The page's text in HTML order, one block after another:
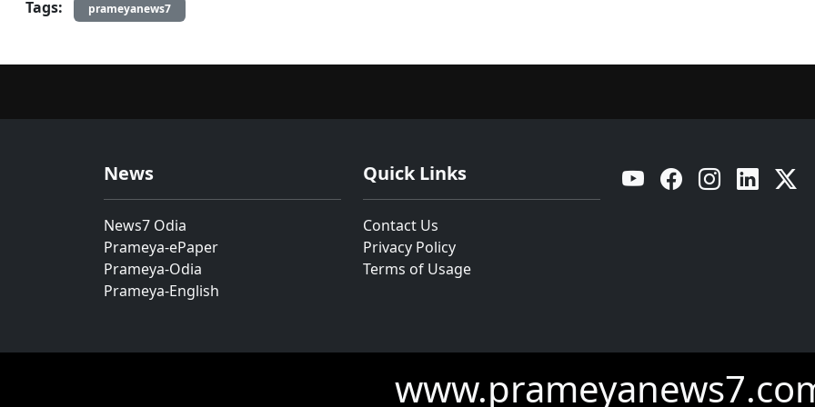
Tags: prameyanews7
News
News7 Odia
Prameya-ePaper
Prameya-Odia
Prameya-English
Quick Links
Contact Us
Privacy Policy
Terms of Usage
YouTube Facebook Instagram Linkedin